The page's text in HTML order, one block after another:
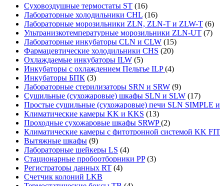
Суховоздушные термостаты ST (16)
Лабораторные холодильники CHL (16)
Лабораторные морозильники ZLN, ZLN-T и ZLW-T (6)
Ультранизкотемпературные морозильники ZLN-UT (7)
Лабораторные инкубаторы CLN и CLW (15)
Фармацевтические холодильники CHS (20)
Охлаждаемые инкубаторы ILW (5)
Инкубаторы с охлаждением Пельтье ILP(4)
Инкубаторы БПК (3)
Лабораторные стерилизаторы SRN и SRW (9)
Сушильные (сухожаровые) шкафы SLN и SLW (17)
Простые сушильные (сухожаровые) печи SLN SIMPLE
Климатические камеры KK и KKS (13)
Проходные сухожаровые шкафы SRWP(2)
Климатические камеры с фитотронной системой KK FIT
Вытяжные шкафы (9)
Лабораторные шейкеры LS (4)
Стационарные пробоотборники PP (3)
Регистраторы данных RT (4)
Счетчик колоний LKB